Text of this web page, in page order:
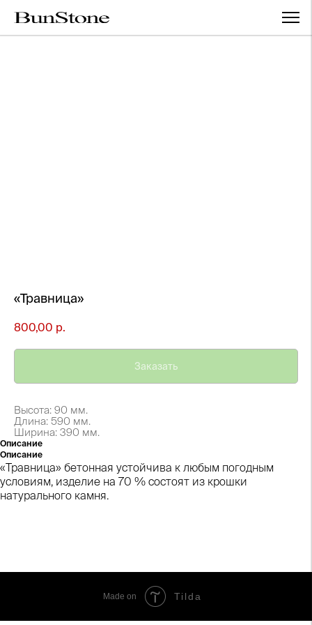
«Травница»
800,00 р.
Заказать
Высота: 90 мм.
Длина: 590 мм.
Ширина: 390 мм.
Описание
Описание
«Травница» бетонная устойчива к любым погодным
условиям, изделие на 70 % состоят из крошки
натурального камня.
Made on Tilda